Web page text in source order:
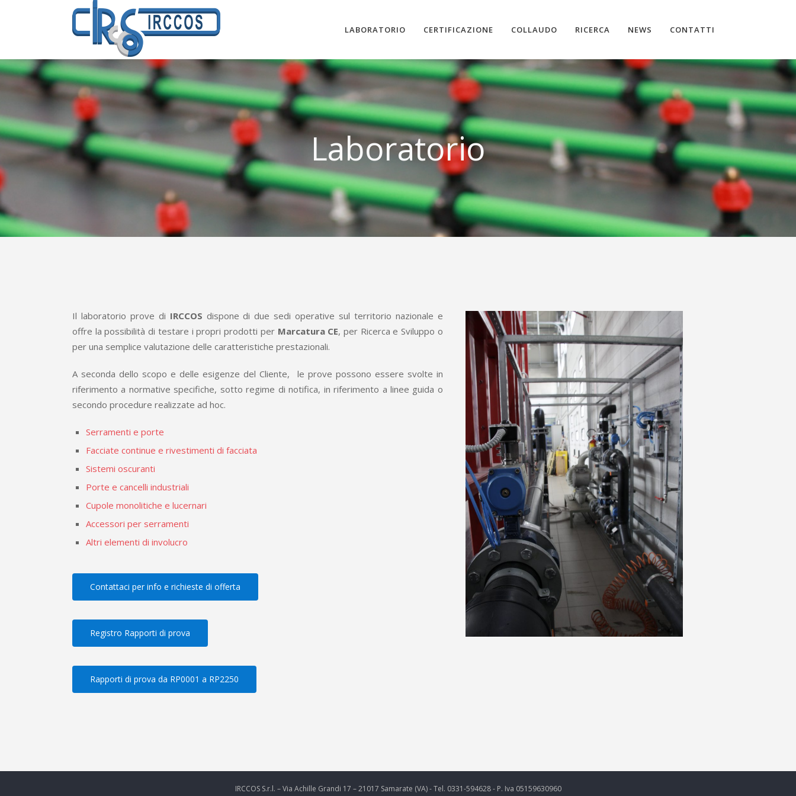
LABORATORIO CERTIFICAZIONE COLLAUDO RICERCA NEWS CONTATTI
Laboratorio
Il laboratorio prove di IRCCOS dispone di due sedi operative sul territorio nazionale e
offre la possibilità di testare i propri prodotti per Marcatura CE, per Ricerca e Sviluppo o
per una semplice valutazione delle caratteristiche prestazionali.
A seconda dello scopo e delle esigenze del Cliente, le prove possono essere svolte in
riferimento a normative specifiche, sotto regime di notifica, in riferimento a linee guida o
secondo procedure realizzate ad hoc.
Serramenti e porte
Facciate continue e rivestimenti di facciata
Sistemi oscuranti
Porte e cancelli industriali
Cupole monolitiche e lucernari
Accessori per serramenti
Altri elementi di involucro
Contattaci per info e richieste di offerta
Registro Rapporti di prova
Rapporti di prova da RP0001 a RP2250
IRCCOS S.r.l. – Via Achille Grandi 17 – 21017 Samarate (VA) - Tel. 0331-594628 - P. Iva 05159630960